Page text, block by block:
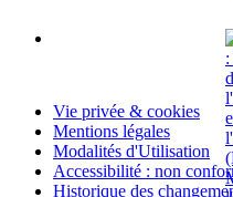
Vie privée & cookies
Mentions légales
Modalités d'Utilisation
Accessibilité : non
Historique des